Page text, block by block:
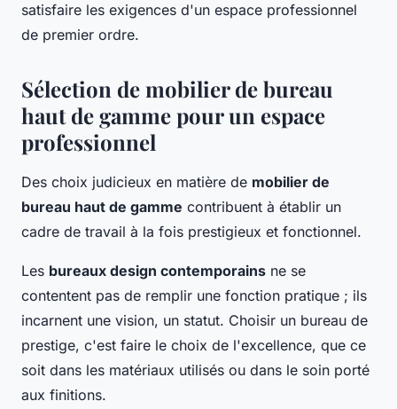
satisfaire les exigences d'un espace professionnel
de premier ordre.
Sélection de mobilier de bureau
haut de gamme pour un espace
professionnel
Des choix judicieux en matière de mobilier de
bureau haut de gamme contribuent à établir un
cadre de travail à la fois prestigieux et fonctionnel.
Les bureaux design contemporains ne se
contentent pas de remplir une fonction pratique ; ils
incarnent une vision, un statut. Choisir un bureau de
prestige, c'est faire le choix de l'excellence, que ce
soit dans les matériaux utilisés ou dans le soin porté
aux finitions.